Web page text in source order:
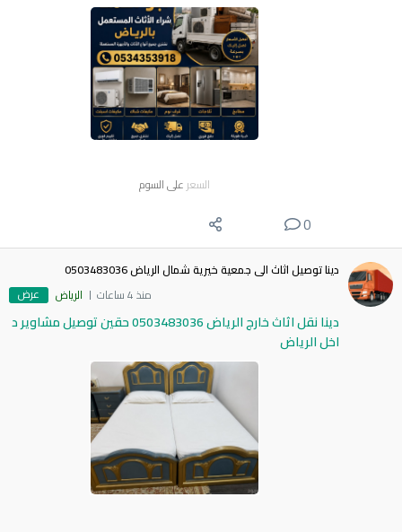
السعر على السوم
0
دينا توصيل اثاث الى جمعية خيرية شمال الرياض 0503483036
منذ 4 ساعات
الرياض عرض
دينا نقل اثاث خارج الرياض 0503483036 حقين توصيل مشاوير د
اخل الرياض